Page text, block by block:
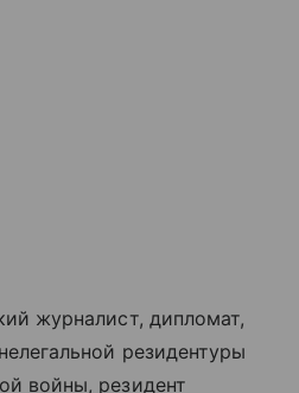
журналист, дипломат,
резидентуры
войны, резидент